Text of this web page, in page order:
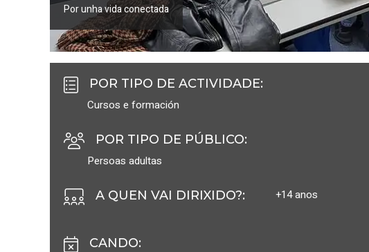
Por unha vida conectada
POR TIPO DE ACTIVIDADE:
Cursos e formación
POR TIPO DE PÚBLICO:
Persoas adultas
A QUEN VAI DIRIXIDO?: +14 anos
CANDO: